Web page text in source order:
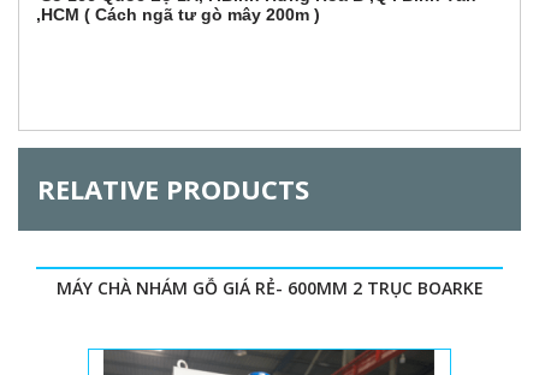
,HCM ( Cách ngã tư gò mây 200m )
RELATIVE PRODUCTS
MÁY CHÀ NHÁM GỖ GIÁ RẺ- 600MM 2 TRỤC BOARKE